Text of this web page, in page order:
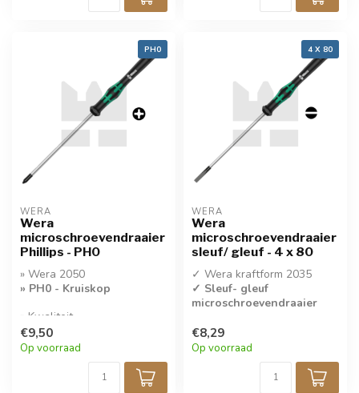
PH0
WERA
Wera
microschroevendraaier
Phillips - PH0
» Wera 2050
» PH0 - Kruiskop
» Kwaliteit
Microschroevendraaier
€9,50
Op voorraad
4 X 80
WERA
Wera
microschroevendraaier
sleuf/ gleuf - 4 x 80
✓ Wera kraftform 2035
✓ Sleuf- gleuf
microschroevendraaier
✓ 4 x 80
✓ Per stuk verkocht
€8,29
Op voorraad